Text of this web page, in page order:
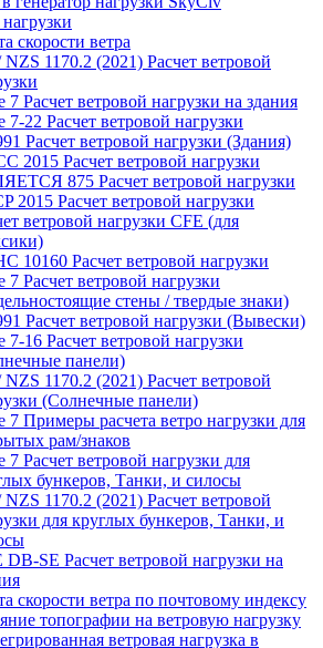
скорости ветра
1170.2 (2021) Расчет ветровой
7 Расчет ветровой нагрузки на здания
7-22 Расчет ветровой нагрузки
Расчет ветровой нагрузки (Здания)
2015 Расчет ветровой нагрузки
875 Расчет ветровой нагрузки
2015 Расчет ветровой нагрузки
ветровой нагрузки CFE (для
10160 Расчет ветровой нагрузки
7 Расчет ветровой нагрузки
стены / твердые знаки)
Расчет ветровой нагрузки (Вывески)
7-16 Расчет ветровой нагрузки
панели)
1170.2 (2021) Расчет ветровой
(Солнечные панели)
7 Примеры расчета ветро нагрузки для
рам/знаков
7 Расчет ветровой нагрузки для
бункеров, Танки, и силосы
1170.2 (2021) Расчет ветровой
для круглых бункеров, Танки, и
DB-SE Расчет ветровой нагрузки на
скорости ветра по почтовому индексу
топографии на ветровую нагрузку
ветровая нагрузка в